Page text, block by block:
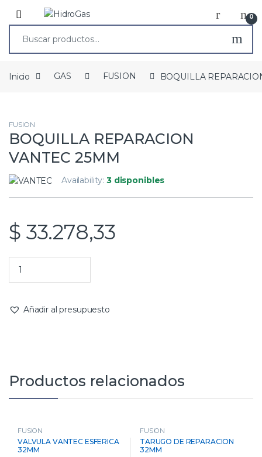
0
Inicio GAS FUSION BOQUILLA
FUSION
BOQUILLA REPARACION
VANTEC 25MM
Availability:3 disponibles
$ 33.278,33
Añadir al presupuesto
Productos relacionados
FUSION
VALVULA VANTEC ESFERICA
32MM
FUSION
TARUGO DE REPARACION
32MM